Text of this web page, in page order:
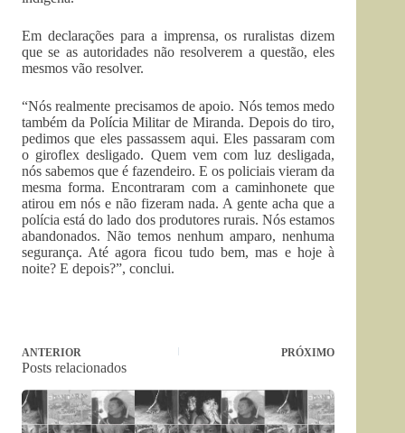
Em declarações para a imprensa, os ruralistas dizem
que se as autoridades não resolverem a questão, eles
mesmos vão resolver.
“Nós realmente precisamos de apoio. Nós temos medo
também da Polícia Militar de Miranda. Depois do tiro,
pedimos que eles passassem aqui. Eles passaram com
o giroflex desligado. Quem vem com luz desligada,
nós sabemos que é fazendeiro. E os policiais vieram da
mesma forma. Encontraram com a caminhonete que
atirou em nós e não fizeram nada. A gente acha que a
polícia está do lado dos produtores rurais. Nós estamos
abandonados. Não temos nenhum amparo, nenhuma
segurança. Até agora ficou tudo bem, mas e hoje à
noite? E depois?”, conclui.
ANTERIOR PRÓXIMO
Posts relacionados